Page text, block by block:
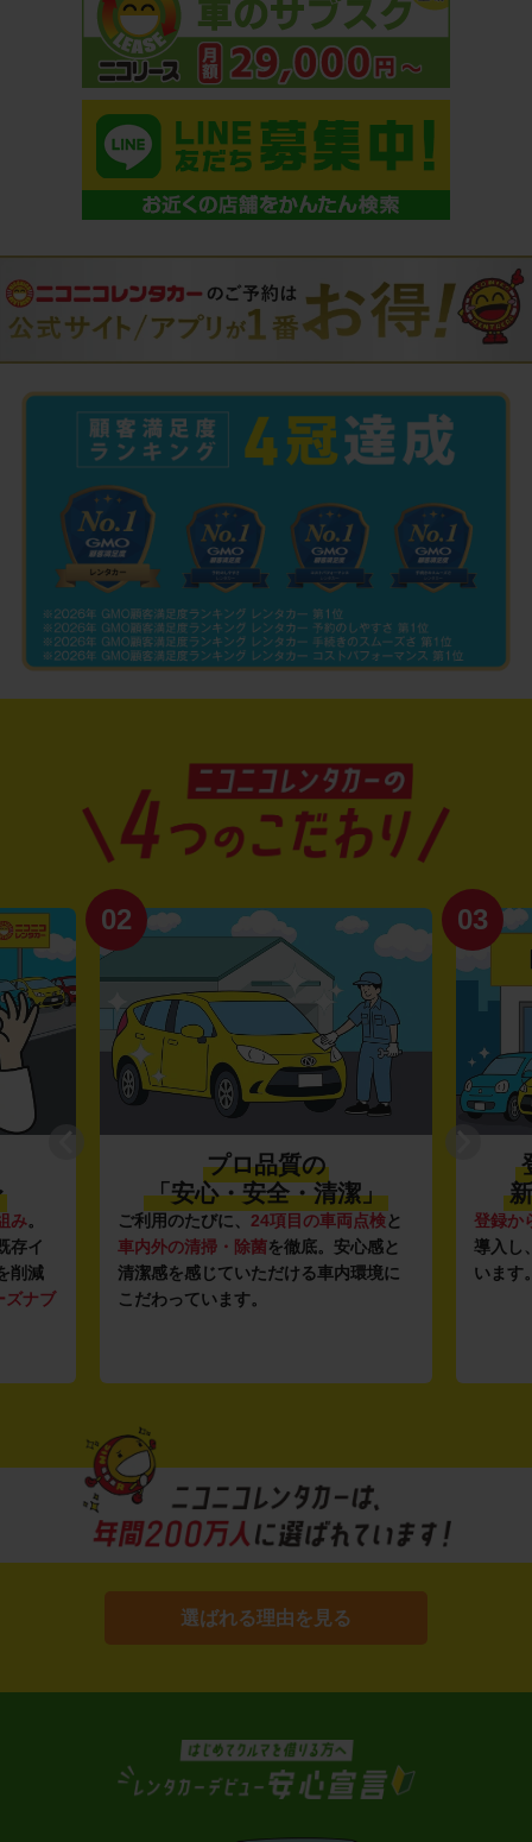
み。
存イ
削減
ズナブ
02
プロ品質の
「安心・安全・清潔」
ご利用のたびに、 24項目の車両点検と
車内外の清掃・除菌を徹底。安心感と
清潔感を感じていただける車内環境に
こだわっています。
03
登録か
導入し
います
選ばれる理由を見る